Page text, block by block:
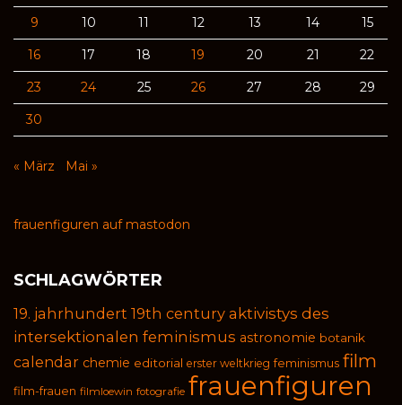
9
10 11 12 13 14
15
16
17 18 19 20 21
22
23
24 25 26 27 28
29
30
« März Mai »
frauenfiguren auf mastodon
SCHLAGWÖRTER
19. jahrhundert 19th century aktivistys des
intersektionalen feminismus astronomie botanik
calendar chemie editorial erster weltkrieg feminismus film
film-frauen filmloewin fotografie frauenfiguren